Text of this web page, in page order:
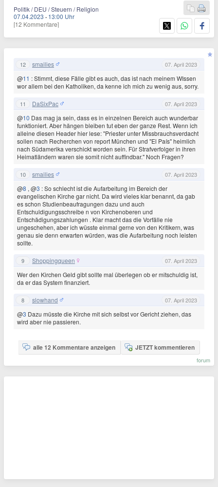
Politik / DEU / Steuern / Religion
07.04.2023 · 13:00 Uhr
[12 Kommentare]
12 smailies 07. April 2023
@11 : Stimmt, diese Fälle gibt es auch, das ist nach meinem WIssen
wor allem bei den Katholiken, da kenne ich mich zu wenig aus, sorry.
11 DaSixPac 07. April 2023
@10 Das mag ja sein, dass es in einzelnen Bereich auch wunderbar
funktioniert. Aber hängen bleiben tut eben der ganze Rest. Wenn ich
alleine diesen Header hier lese: "Priester unter Missbrauchsverdacht
sollen nach Recherchen von report München und "El País" heimlich
nach Südamerika verschickt worden sein. Für Strafverfolger in ihren
Heimatländern waren sie somit nicht auffindbar." Noch Fragen?
10 smailies 07. April 2023
@8 , @3 : So schlecht ist die Aufarbeitung im Bereich der
evangelischen Kirche gar nicht. Da wird vieles klar benannt, da gab
es schon Studienbeaufragungen dazu und auch
Entschuldigungsschreibe n von Kirchenoberen und
Entschädigungszahlungen . Klar macht das die Vorfälle nie
ungeschehen, aber ich wüsste einmal gerne von den Kritikern, was
genau sie denn erwarten würden, was die Aufarbeitung noch leisten
sollte.
9 Shoppingqueen 07. April 2023
Wer den Kirchen Geld gibt sollte mal überlegen ob er mitschuldig ist,
da er das System finanziert.
8 slowhand 07. April 2023
@3 Dazu müsste die Kirche mit sich selbst vor Gericht ziehen, das
wird aber nie passieren.
alle 12 Kommentare anzeigen JETZT kommentieren
forum